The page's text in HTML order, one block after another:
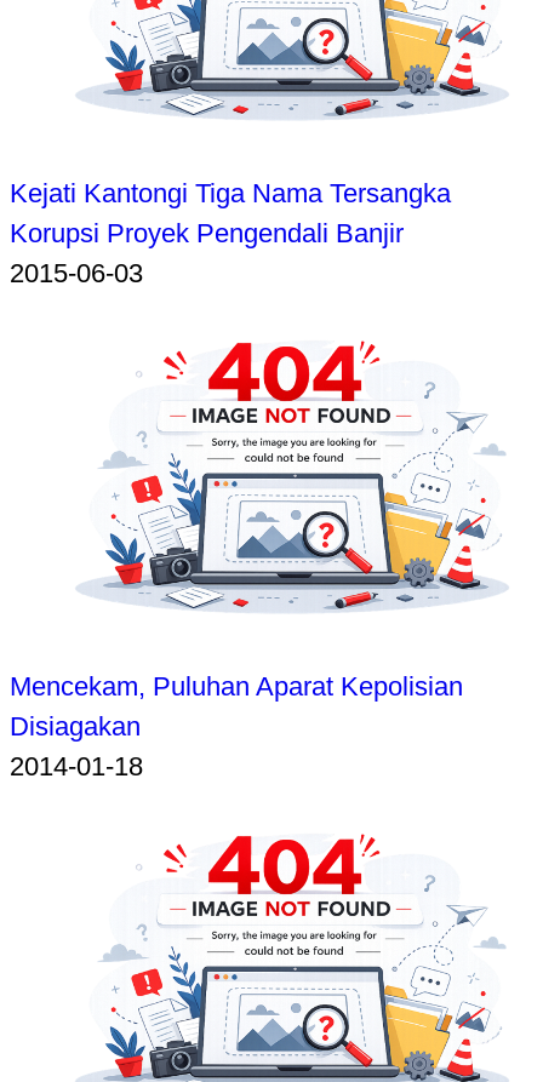
Kejati Kantongi Tiga Nama Tersangka
Korupsi Proyek Pengendali Banjir
2015-06-03
Mencekam, Puluhan Aparat Kepolisian
Disiagakan
2014-01-18